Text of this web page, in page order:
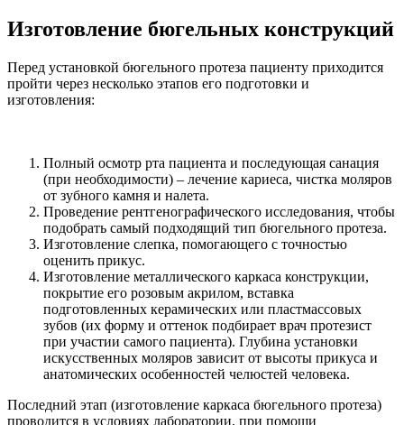
Изготовление бюгельных конструкций
Перед установкой бюгельного протеза пациенту приходится
пройти через несколько этапов его подготовки и
изготовления:
Полный осмотр рта пациента и последующая санация
(при необходимости) – лечение кариеса, чистка моляров
от зубного камня и налета.
Проведение рентгенографического исследования, чтобы
подобрать самый подходящий тип бюгельного протеза.
Изготовление слепка, помогающего с точностью
оценить прикус.
Изготовление металлического каркаса конструкции,
покрытие его розовым акрилом, вставка
подготовленных керамических или пластмассовых
зубов (их форму и оттенок подбирает врач протезист
при участии самого пациента). Глубина установки
искусственных моляров зависит от высоты прикуса и
анатомических особенностей челюстей человека.
Последний этап (изготовление каркаса бюгельного протеза)
проводится в условиях лаборатории, при помощи